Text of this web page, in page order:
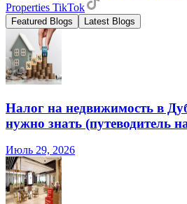
Properties TikTok
Featured Blogs Latest Blogs
Налог на недвижимость в
нужно знать (путеводитель
Июль 29, 2026